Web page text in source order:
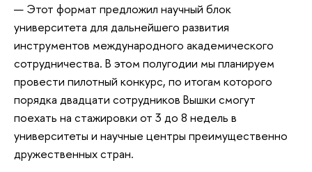
— Этот формат предложил научный блок
университета для дальнейшего развития
инструментов международного академического
сотрудничества. В этом полугодии мы планируем
провести пилотный конкурс, по итогам которого
порядка двадцати сотрудников Вышки смогут
поехать на стажировки от 3 до 8 недель в
университеты и научные центры преимущественно
дружественных стран.